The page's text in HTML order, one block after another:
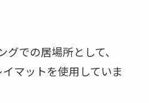
での居場所として、
マットを使用していま